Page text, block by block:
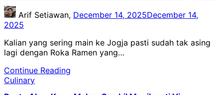
Arif Setiawan, December 14, 2025December 14,
2025
Kalian yang sering main ke Jogja pasti sudah tak asing
lagi dengan Roka Ramen yang…
Continue Reading
Culinary